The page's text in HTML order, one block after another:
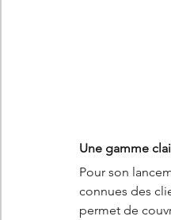
Une gamme
Pour son
connues des
permet de